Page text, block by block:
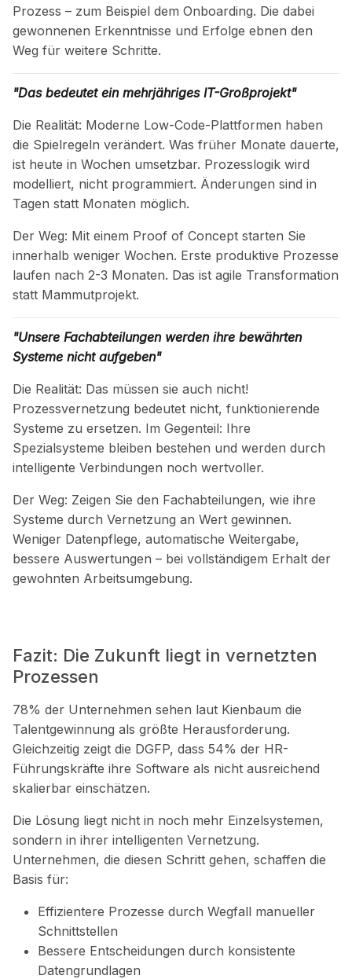
Prozess – zum Beispiel dem Onboarding. Die dabei
gewonnenen Erkenntnisse und Erfolge ebnen den
Weg für weitere Schritte.
"Das bedeutet ein mehrjähriges IT-Großprojekt"
Die Realität: Moderne Low-Code-Plattformen haben
die Spielregeln verändert. Was früher Monate dauerte,
ist heute in Wochen umsetzbar. Prozesslogik wird
modelliert, nicht programmiert. Änderungen sind in
Tagen statt Monaten möglich.
Der Weg: Mit einem Proof of Concept starten Sie
innerhalb weniger Wochen. Erste produktive Prozesse
laufen nach 2-3 Monaten. Das ist agile Transformation
statt Mammutprojekt.
"Unsere Fachabteilungen werden ihre bewährten
Systeme nicht aufgeben"
Die Realität: Das müssen sie auch nicht!
Prozessvernetzung bedeutet nicht, funktionierende
Systeme zu ersetzen. Im Gegenteil: Ihre
Spezialsysteme bleiben bestehen und werden durch
intelligente Verbindungen noch wertvoller.
Der Weg: Zeigen Sie den Fachabteilungen, wie ihre
Systeme durch Vernetzung an Wert gewinnen.
Weniger Datenpflege, automatische Weitergabe,
bessere Auswertungen – bei vollständigem Erhalt der
gewohnten Arbeitsumgebung.
Fazit: Die Zukunft liegt in vernetzten
Prozessen
78% der Unternehmen sehen laut Kienbaum die
Talentgewinnung als größte Herausforderung.
Gleichzeitig zeigt die DGFP, dass 54% der HR-
Führungskräfte ihre Software als nicht ausreichend
skalierbar einschätzen.
Die Lösung liegt nicht in noch mehr Einzelsystemen,
sondern in ihrer intelligenten Vernetzung.
Unternehmen, die diesen Schritt gehen, schaffen die
Basis für:
Effizientere Prozesse durch Wegfall manueller
Schnittstellen
Bessere Entscheidungen durch konsistente
Datengrundlagen